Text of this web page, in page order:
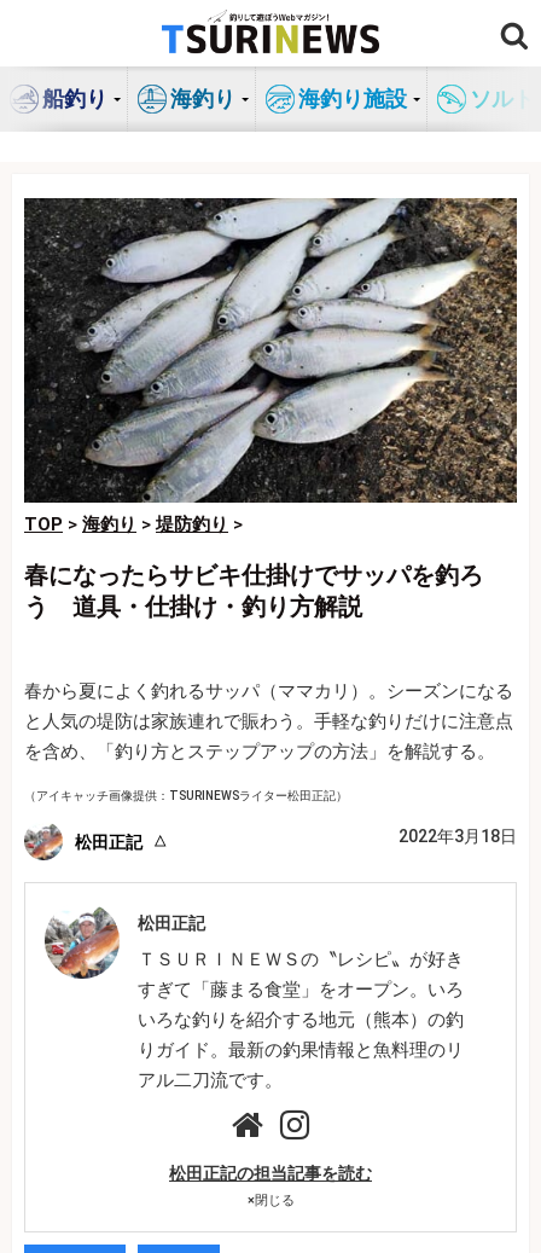
ン
船釣り 海釣り 海釣り施設 ソル
TOP > 海釣り >堤防釣り >
春になったらサビキ仕掛けでサッパを釣ろ
う 道具・仕掛け・釣り方解説
春から夏によく釣れるサッパ（ママカリ）。シーズンになる
と人気の堤防は家族連れで賑わう。手軽な釣りだけに注意点
を含め、「釣り方とステップアップの方法」を解説する。
（アイキャッチ画像提供：TSURINEWSライター松田正記）
松田正記 2022年3月18日
松田正記
ＴＳＵＲＩＮＥＷＳの〝レシピ〟が好き
すぎて「藤まる食堂」をオープン。いろ
いろな釣りを紹介する地元（熊本）の釣
りガイド。最新の釣果情報と魚料理のリ
アル二刀流です。
松田正記の担当記事を読む
×閉じる